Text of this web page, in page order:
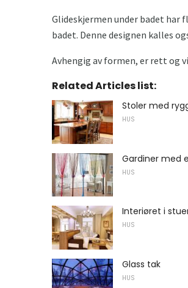
Glideskjermen under badet
badet. Denne designen kalles
Avhengig av formen, er rett og
Related Articles list:
Stoler med
HUS
Gardiner med
HUS
Interiøret i
HUS
Glass tak
HUS